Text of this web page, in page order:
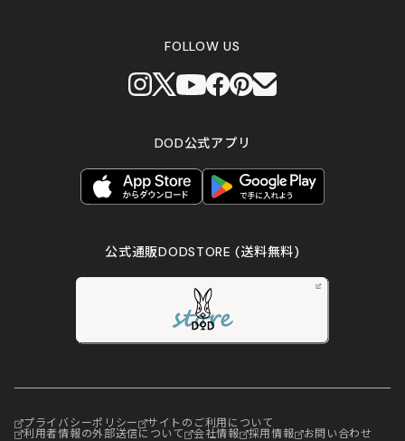
FOLLOW US
DOD公式アプリ
公式通販DODSTORE(送料無料)
プライバシーポリシー サイトのご利用について
利用者情報の外部送信について 会社情報 採用情報 お問い合わせ